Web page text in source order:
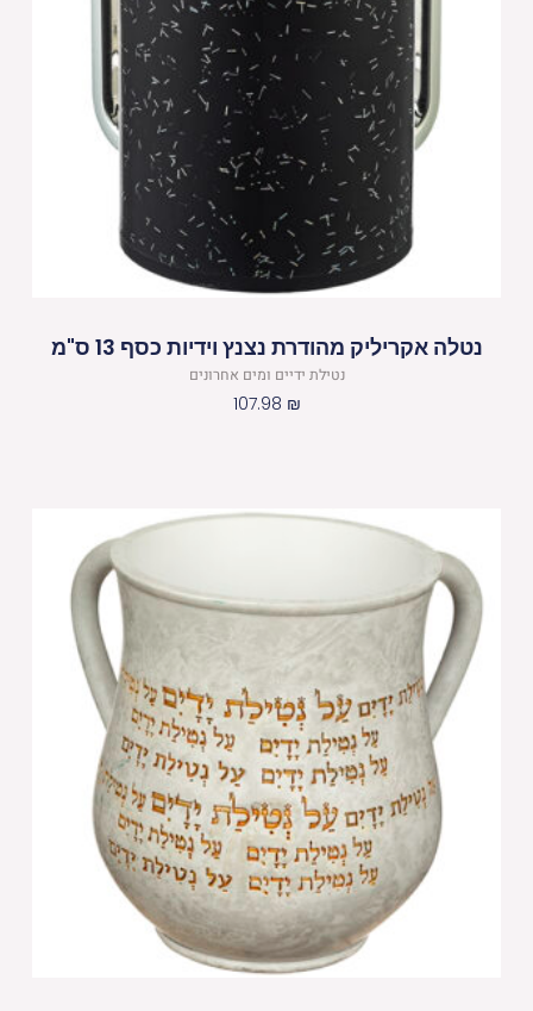
נטלה אקריליק מהודרת נצנץ וידיות כסף 13 ס"מ
נטילת ידיים ומים אחרונים
107.98 ₪